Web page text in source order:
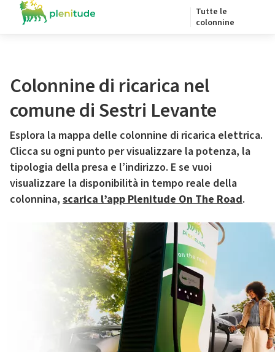
Tutte le
colonnine
Colonnine di ricarica nel
comune di Sestri Levante
Esplora la mappa delle colonnine di ricarica elettrica.
Clicca su ogni punto per visualizzare la potenza, la
tipologia della presa e l’indirizzo. E se vuoi
visualizzare la disponibilità in tempo reale della
colonnina, scarica l’app Plenitude On The Road.